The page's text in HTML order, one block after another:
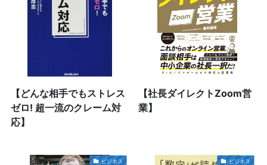
【どんな相手でもストレス
ゼロ! 超一流のクレーム対
応】
【社長ダイレクトZoom営
業】
ビジネス ビジネス